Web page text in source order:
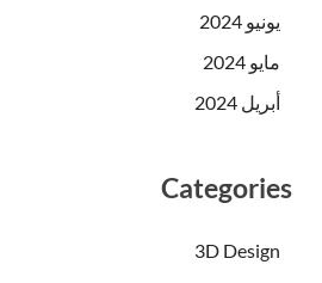
يونيو 2024
مايو 2024
أبريل 2024
Categories
3D Design